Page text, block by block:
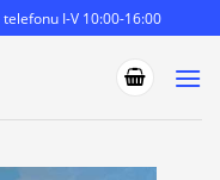
I-V 10:00-16:00